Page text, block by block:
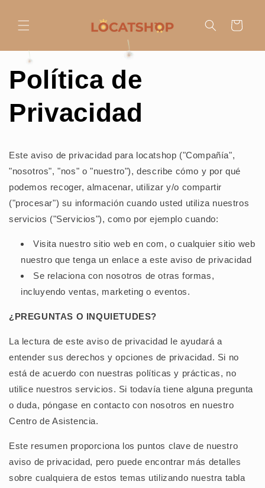
al contenido
Carrito
Política de
Privacidad
Este aviso de privacidad para locatshop ("Compañía",
"nosotros", "nos" o "nuestro"), describe cómo y por qué
podemos recoger, almacenar, utilizar y/o compartir
("procesar") su información cuando usted utiliza nuestros
servicios ("Servicios"), como por ejemplo cuando:
Visita nuestro sitio web en com, o cualquier sitio web
nuestro que tenga un enlace a este aviso de privacidad
Se relaciona con nosotros de otras formas,
incluyendo ventas, marketing o eventos.
¿PREGUNTAS O INQUIETUDES?
La lectura de este aviso de privacidad le ayudará a
entender sus derechos y opciones de privacidad. Si no
está de acuerdo con nuestras políticas y prácticas, no
utilice nuestros servicios. Si todavía tiene alguna pregunta
o duda, póngase en contacto con nosotros en nuestro
Centro de Asistencia.
Este resumen proporciona los puntos clave de nuestro
aviso de privacidad, pero puede encontrar más detalles
sobre cualquiera de estos temas utilizando nuestra tabla